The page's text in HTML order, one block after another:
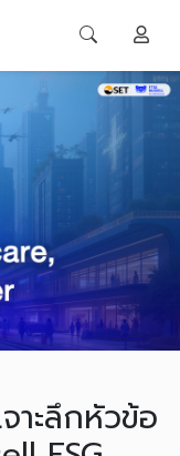
าะลึกหัวข้อ